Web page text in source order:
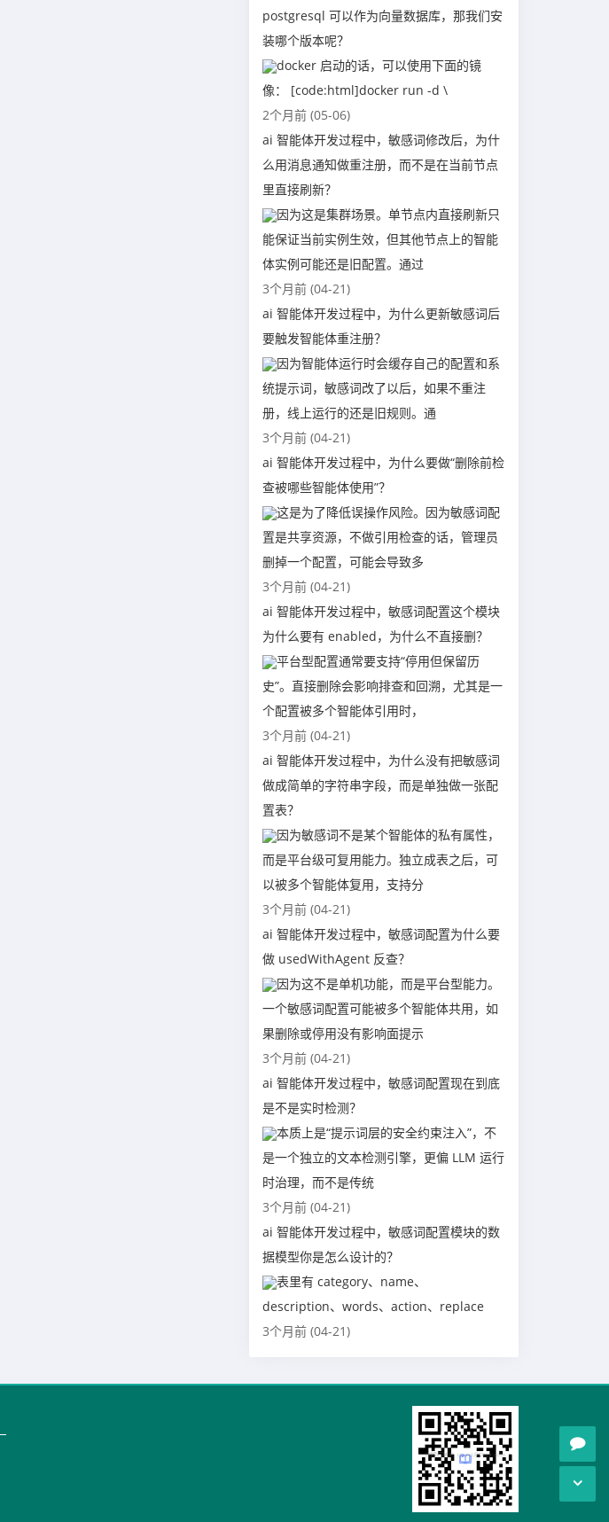
postgresql 可以作为向量数据库，那我们安
装哪个版本呢？
docker 启动的话，可以使用下面的镜
像： [code:html]docker run -d \
2个月前 (05-06)
ai 智能体开发过程中，敏感词修改后，为什
么用消息通知做重注册，而不是在当前节点
里直接刷新？
因为这是集群场景。单节点内直接刷新只
能保证当前实例生效，但其他节点上的智能
体实例可能还是旧配置。通过
3个月前 (04-21)
ai 智能体开发过程中，为什么更新敏感词后
要触发智能体重注册？
因为智能体运行时会缓存自己的配置和系
统提示词，敏感词改了以后，如果不重注
册，线上运行的还是旧规则。通
3个月前 (04-21)
ai 智能体开发过程中，为什么要做“删除前检
查被哪些智能体使用”？
这是为了降低误操作风险。因为敏感词配
置是共享资源，不做引用检查的话，管理员
删掉一个配置，可能会导致多
3个月前 (04-21)
ai 智能体开发过程中，敏感词配置这个模块
为什么要有 enabled，为什么不直接删？
平台型配置通常要支持“停用但保留历
史”。直接删除会影响排查和回溯，尤其是一
个配置被多个智能体引用时，
3个月前 (04-21)
ai 智能体开发过程中，为什么没有把敏感词
做成简单的字符串字段，而是单独做一张配
置表？
因为敏感词不是某个智能体的私有属性，
而是平台级可复用能力。独立成表之后，可
以被多个智能体复用，支持分
3个月前 (04-21)
ai 智能体开发过程中，敏感词配置为什么要
做 usedWithAgent 反查？
因为这不是单机功能，而是平台型能力。
一个敏感词配置可能被多个智能体共用，如
果删除或停用没有影响面提示
3个月前 (04-21)
ai 智能体开发过程中，敏感词配置现在到底
是不是实时检测？
本质上是“提示词层的安全约束注入”，不
是一个独立的文本检测引擎，更偏 LLM 运行
时治理，而不是传统
3个月前 (04-21)
ai 智能体开发过程中，敏感词配置模块的数
据模型你是怎么设计的？
表里有 category、name、
description、words、action、replace
3个月前 (04-21)